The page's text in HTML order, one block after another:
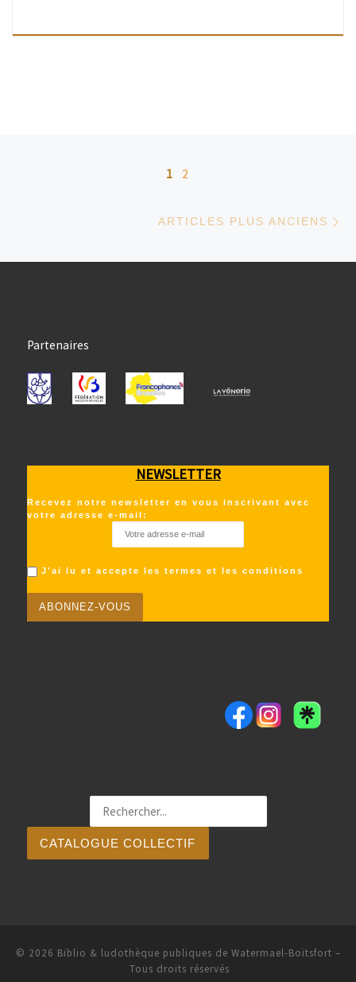
1 2
ARTICLES PLUS ANCIENS
Partenaires
NEWSLETTER
Recevez notre newsletter en vous inscrivant avec
votre adresse e-mail:
J'ai lu et accepte les termes et les conditions
CATALOGUE COLLECTIF
© 2026 Biblio & ludothèque publiques de Watermael-Boitsfort –
Tous droits réservés